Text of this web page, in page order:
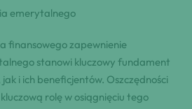
emerytalnego
finansowego zapewnienie
stanowi kluczowy fundament
i ich beneficjentów. Oszczędności
rolę w osiągnięciu tego